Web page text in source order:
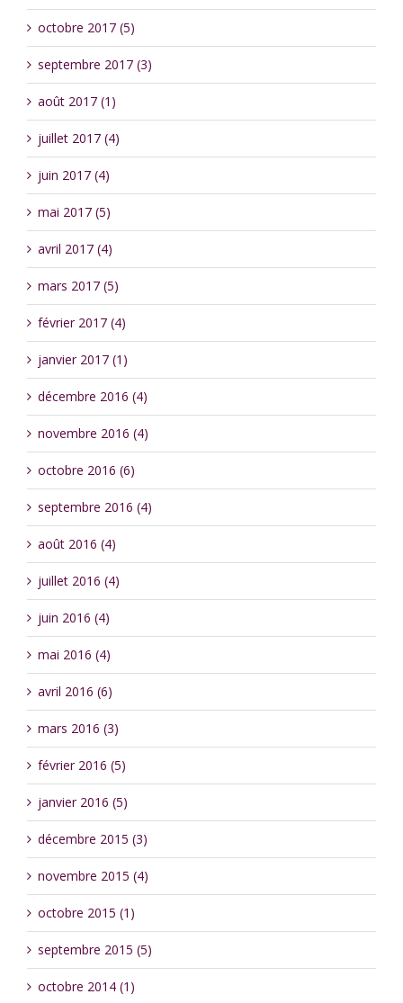
octobre 2017 (5)
septembre 2017 (3)
août 2017 (1)
juillet 2017 (4)
juin 2017 (4)
mai 2017 (5)
avril 2017 (4)
mars 2017 (5)
février 2017 (4)
janvier 2017 (1)
décembre 2016 (4)
novembre 2016 (4)
octobre 2016 (6)
septembre 2016 (4)
août 2016 (4)
juillet 2016 (4)
juin 2016 (4)
mai 2016 (4)
avril 2016 (6)
mars 2016 (3)
février 2016 (5)
janvier 2016 (5)
décembre 2015 (3)
novembre 2015 (4)
octobre 2015 (1)
septembre 2015 (5)
octobre 2014 (1)